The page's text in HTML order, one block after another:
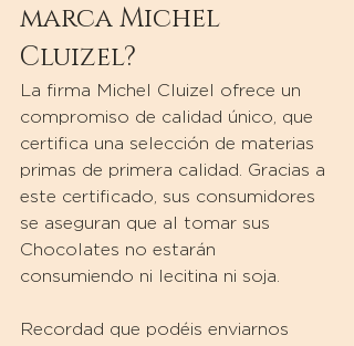
marca Michel
Cluizel?
La firma Michel Cluizel ofrece un
compromiso de calidad único, que
certifica una selección de materias
primas de primera calidad. Gracias a
este certificado, sus consumidores
se aseguran que al tomar sus
Chocolates no estarán
consumiendo ni lecitina ni soja.
Recordad que podéis enviarnos